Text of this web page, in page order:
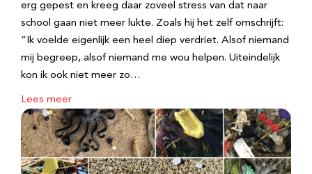
erg gepest en kreeg daar zoveel stress van dat naar
school gaan niet meer lukte. Zoals hij het zelf omschrijft:
“Ik voelde eigenlijk een heel diep verdriet. Alsof niemand
mij begreep, alsof niemand me wou helpen. Uiteindelijk
kon ik ook niet meer zo…
Lees meer